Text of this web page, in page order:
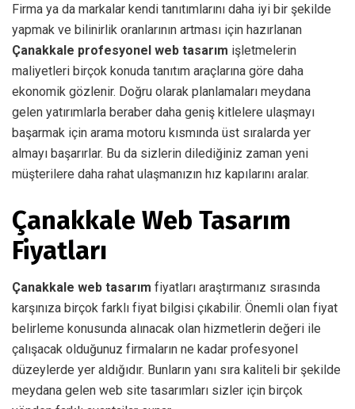
Firma ya da markalar kendi tanıtımlarını daha iyi bir şekilde
yapmak ve bilinirlik oranlarının artması için hazırlanan
Çanakkale profesyonel web tasarım işletmelerin
maliyetleri birçok konuda tanıtım araçlarına göre daha
ekonomik gözlenir. Doğru olarak planlamaları meydana
gelen yatırımlarla beraber daha geniş kitlelere ulaşmayı
başarmak için arama motoru kısmında üst sıralarda yer
almayı başarırlar. Bu da sizlerin dilediğiniz zaman yeni
müşterilere daha rahat ulaşmanızın hız kapılarını aralar.
Çanakkale Web Tasarım
Fiyatları
Çanakkale web tasarım fiyatları araştırmanız sırasında
karşınıza birçok farklı fiyat bilgisi çıkabilir. Önemli olan fiyat
belirleme konusunda alınacak olan hizmetlerin değeri ile
çalışacak olduğunuz firmaların ne kadar profesyonel
düzeylerde yer aldığıdır. Bunların yanı sıra kaliteli bir şekilde
meydana gelen web site tasarımları sizler için birçok